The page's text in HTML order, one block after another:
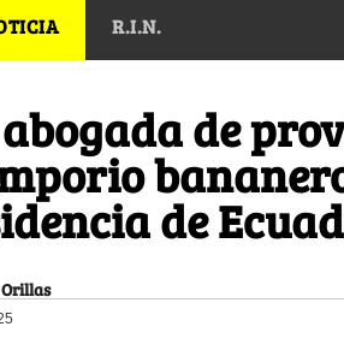
R.I.N.
de
de
Orillas